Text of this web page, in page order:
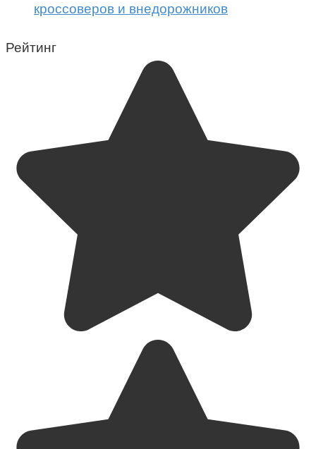
кроссоверов и внедорожников
Рейтинг